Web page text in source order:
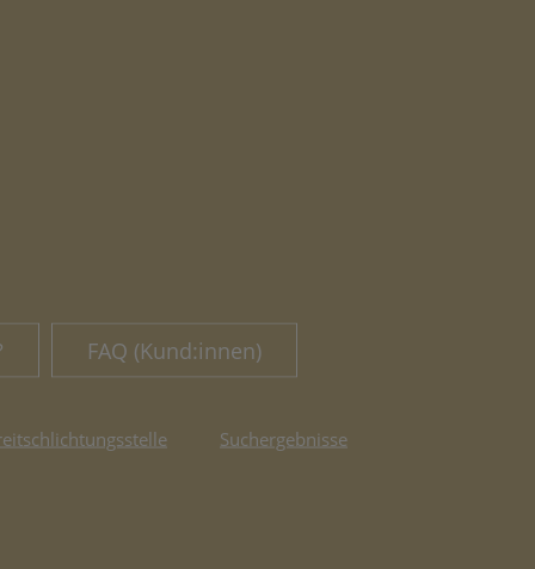
FAQ (Kund:innen)
Suchergebnisse